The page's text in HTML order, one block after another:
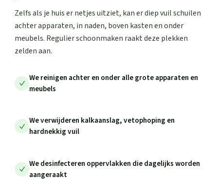
Zelfs als je huis er netjes uitziet, kan er diep vuil schuilen
achter apparaten, in naden, boven kasten en onder
meubels. Regulier schoonmaken raakt deze plekken
zelden aan.
We reinigen achter en onder alle grote apparaten en
meubels
We verwijderen kalkaanslag, vetophoping en
hardnekkig vuil
We desinfecteren oppervlakken die dagelijks worden
aangeraakt